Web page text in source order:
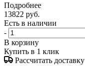
Подробнее
13822 руб.
Есть в наличии
-
В корзину
Купить в 1 клик
Рассчитать доставку